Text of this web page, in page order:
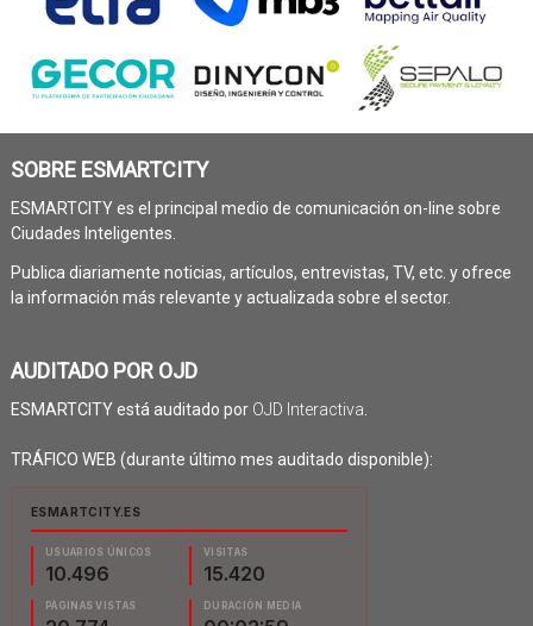
SOBRE ESMARTCITY
ESMARTCITY es el principal medio de comunicación on-line sobre
Ciudades Inteligentes.
Publica diariamente noticias, artículos, entrevistas, TV, etc. y ofrece
la información más relevante y actualizada sobre el sector.
AUDITADO POR OJD
ESMARTCITY está auditado por OJD Interactiva.
TRÁFICO WEB (durante último mes auditado disponible):